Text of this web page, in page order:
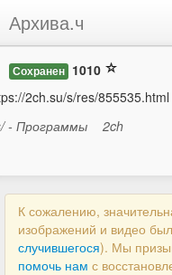
Архива.ч
Войти
Сохранен 1010
2ch.su/s/res/855535.html
- Программы
2ch
К сожалению,
изображений и видео
случившегося). Мы
помочь нам с